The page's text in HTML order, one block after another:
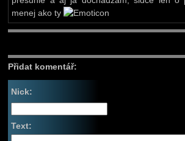
menej ako ty
Přidat komentář:
Nick:
Text: